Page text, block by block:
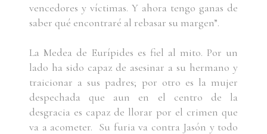
vencedores y víctimas. Y ahora tengo ganas de
saber qué encontraré al rebasar su margen”.
La Medea de Eurípides es fiel al mito. Por un
lado ha sido capaz de asesinar a su hermano y
traicionar a sus padres; por otro es la mujer
despechada que aun en el centro de la
desgracia es capaz de llorar por el crimen que
va a acometer. Su furia va contra Jasón y todo